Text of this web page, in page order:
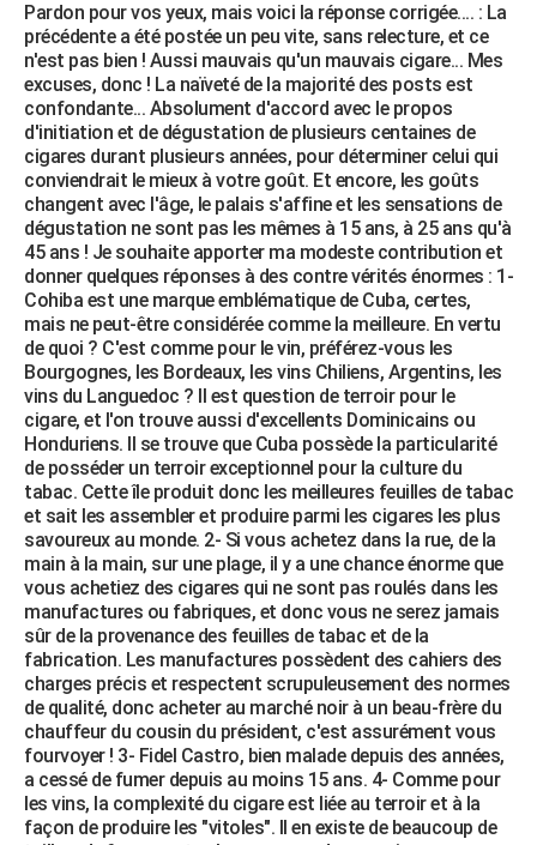
Pardon pour vos yeux, mais voici la réponse corrigée.... : La
précédente a été postée un peu vite, sans relecture, et ce
n'est pas bien ! Aussi mauvais qu'un mauvais cigare... Mes
excuses, donc ! La naïveté de la majorité des posts est
confondante... Absolument d'accord avec le propos
d'initiation et de dégustation de plusieurs centaines de
cigares durant plusieurs années, pour déterminer celui qui
conviendrait le mieux à votre goût. Et encore, les goûts
changent avec l'âge, le palais s'affine et les sensations de
dégustation ne sont pas les mêmes à 15 ans, à 25 ans qu'à
45 ans ! Je souhaite apporter ma modeste contribution et
donner quelques réponses à des contre vérités énormes : 1-
Cohiba est une marque emblématique de Cuba, certes,
mais ne peut-être considérée comme la meilleure. En vertu
de quoi ? C'est comme pour le vin, préférez-vous les
Bourgognes, les Bordeaux, les vins Chiliens, Argentins, les
vins du Languedoc ? Il est question de terroir pour le
cigare, et l'on trouve aussi d'excellents Dominicains ou
Honduriens. Il se trouve que Cuba possède la particularité
de posséder un terroir exceptionnel pour la culture du
tabac. Cette île produit donc les meilleures feuilles de tabac
et sait les assembler et produire parmi les cigares les plus
savoureux au monde. 2- Si vous achetez dans la rue, de la
main à la main, sur une plage, il y a une chance énorme que
vous achetiez des cigares qui ne sont pas roulés dans les
manufactures ou fabriques, et donc vous ne serez jamais
sûr de la provenance des feuilles de tabac et de la
fabrication. Les manufactures possèdent des cahiers des
charges précis et respectent scrupuleusement des normes
de qualité, donc acheter au marché noir à un beau-frère du
chauffeur du cousin du président, c'est assurément vous
fourvoyer ! 3- Fidel Castro, bien malade depuis des années,
a cessé de fumer depuis au moins 15 ans. 4- Comme pour
les vins, la complexité du cigare est liée au terroir et à la
façon de produire les "vitoles". Il en existe de beaucoup de